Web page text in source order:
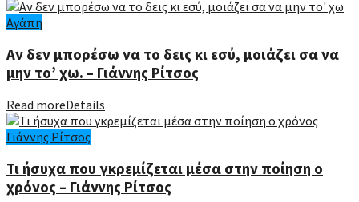
Αγάπη
Αν δεν μπορέσω να το δεις κι εσύ, μοιάζει σα να
μην το’ χω. – Γιάννης Ρίτσος
Read moreDetails
Γιάννης Ρίτσος
Τι ήσυχα που γκρεμίζεται μέσα στην ποίηση ο
χρόνος – Γιάννης Ρίτσος